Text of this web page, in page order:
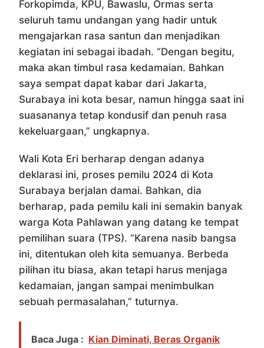
Forkopimda, KPU, Bawaslu, Ormas serta
seluruh tamu undangan yang hadir untuk
mengajarkan rasa santun dan menjadikan
kegiatan ini sebagai ibadah. “Dengan begitu,
maka akan timbul rasa kedamaian. Bahkan
saya sempat dapat kabar dari Jakarta,
Surabaya ini kota besar, namun hingga saat ini
suasananya tetap kondusif dan penuh rasa
kekeluargaan,” ungkapnya.
Wali Kota Eri berharap dengan adanya
deklarasi ini, proses pemilu 2024 di Kota
Surabaya berjalan damai. Bahkan, dia
berharap, pada pemilu kali ini semakin banyak
warga Kota Pahlawan yang datang ke tempat
pemilihan suara (TPS). “Karena nasib bangsa
ini, ditentukan oleh kita semuanya. Berbeda
pilihan itu biasa, akan tetapi harus menjaga
kedamaian, jangan sampai menimbulkan
sebuah permasalahan,” tuturnya.
Baca Juga : Kian Diminati, Beras Organik